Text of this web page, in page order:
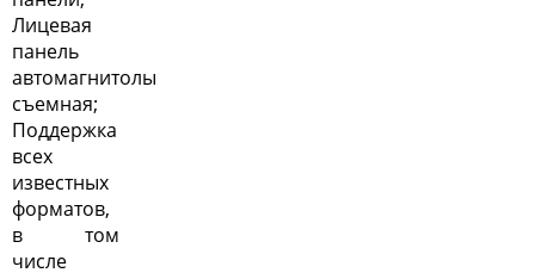
Лицевая
панель
автомагнитолы
съемная;
Поддержка
всех
известных
форматов,
в том
числе